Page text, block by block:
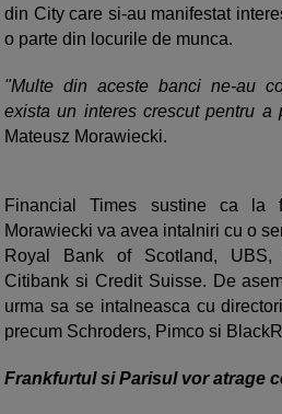
din City care si-au manifestat
o parte din locurile de munca.
"Multe din aceste banci ne-au
exista un interes crescut pentru a
Mateusz Morawiecki.
Financial Times sustine ca la
Morawiecki va avea intalniri cu o
Royal Bank of Scotland, UBS,
Citibank si Credit Suisse. De
urma sa se intalneasca cu
precum Schroders, Pimco si
Frankfurtul si Parisul vor atrage